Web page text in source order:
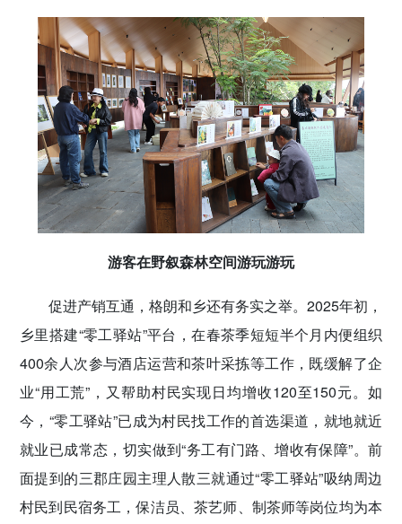
游客在野叙森林空间游玩游玩
促进产销互通，格朗和乡还有务实之举。2025年初，
乡里搭建“零工驿站”平台，在春茶季短短半个月内便组织
400余人次参与酒店运营和茶叶采拣等工作，既缓解了企
业“用工荒”，又帮助村民实现日均增收120至150元。如
今，“零工驿站”已成为村民找工作的首选渠道，就地就近
就业已成常态，切实做到“务工有门路、增收有保障”。前
面提到的三郡庄园主理人散三就通过“零工驿站”吸纳周边
村民到民宿务工，保洁员、茶艺师、制茶师等岗位均为本